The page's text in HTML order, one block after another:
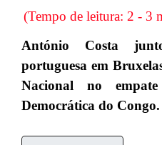
(Tempo de leitura: 2 - 3
António Costa
portuguesa em
Nacional no
Democrática do Congo.